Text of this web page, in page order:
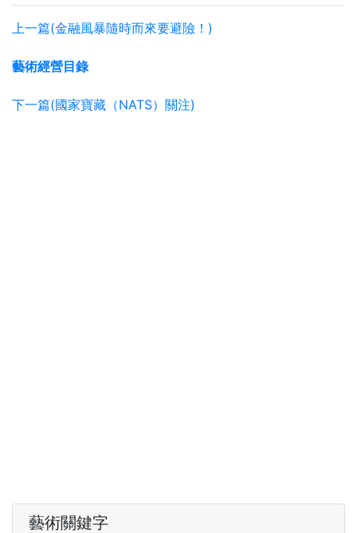
上一篇(金融風暴隨時而來要避險！)
藝術經營目錄
下一篇(國家寶藏（NATS）關注)
藝術關鍵字